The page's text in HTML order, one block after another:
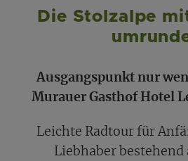
Die Stolzalpe
Ausgangspunkt nur
Murauer Gasthof Hotel
Leichte Radtour für
Liebhaber bestehend